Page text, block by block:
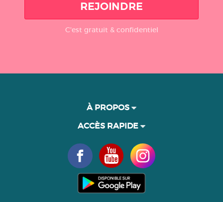
REJOINDRE
C'est gratuit & confidentiel
À PROPOS
ACCÈS RAPIDE